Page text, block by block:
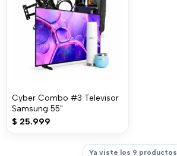
Cyber Combo #3 Televisor
Samsung 55"
$ 25.999
Ya viste los 9 productos